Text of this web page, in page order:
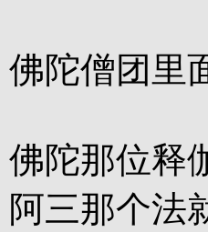
佛陀僧团里
佛陀那位释
阿三那个法